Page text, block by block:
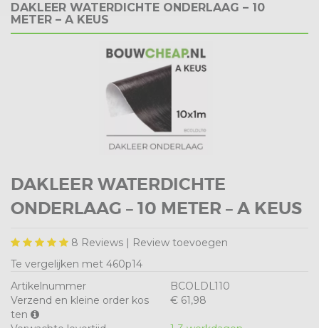
DAKLEER WATERDICHTE ONDERLAAG – 10
METER – A KEUS
DAKLEER WATERDICHTE
ONDERLAAG – 10 METER – A KEUS
8 Reviews | Review toevoegen
Te vergelijken met 460p14
Artikelnummer
BCOLDL110
Verzend en kleine order kos
ten
€ 61,98